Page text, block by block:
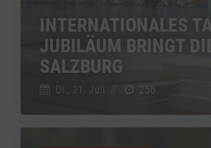
INTERNATIONALES
JUBILÄUM BRINGT
SALZBURG
Di., 21. Juli // 256